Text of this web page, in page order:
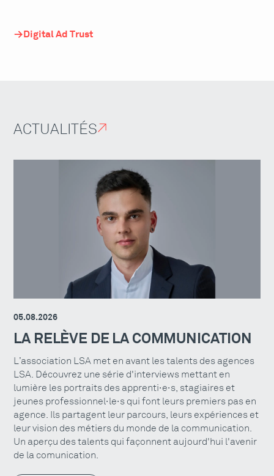
Digital Ad Trust
ACTUALITÉS↗
05.08.2026
LA RELÈVE DE LA COMMUNICATION
L’association LSA met en avant les talents des agences
LSA. Découvrez une série d'interviews mettant en
lumière les portraits des apprenti·e·s, stagiaires et
jeunes professionnel·le·s qui font leurs premiers pas en
agence. Ils partagent leur parcours, leurs expériences et
leur vision des métiers du monde de la communication.
Un aperçu des talents qui façonnent aujourd'hui l'avenir
de la comunication.